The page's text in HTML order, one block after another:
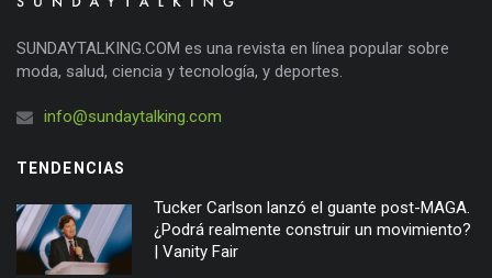
SUNDAYTALKING.COM es una revista en línea popular sobre
moda, salud, ciencia y tecnología, y deportes.
info@sundaytalking.com
TENDENCIAS
Tucker Carlson lanzó el guante post-MAGA.
¿Podrá realmente construir un movimiento?
| Vanity Fair